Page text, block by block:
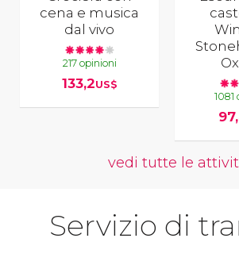
cena e musica
dal vivo
217 opinioni
133,2US$
1081
vedi tutte le
Servizio di